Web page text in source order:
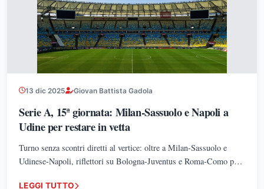
13 dic 2025 Giovan Battista Gadola
Serie A, 15ª giornata: Milan-Sassuolo e Napoli a
Udine per restare in vetta
Turno senza scontri diretti al vertice: oltre a Milan-Sassuolo e
Udinese-Napoli, riflettori su Bologna-Juventus e Roma-Como per
LEGGI TUTTO